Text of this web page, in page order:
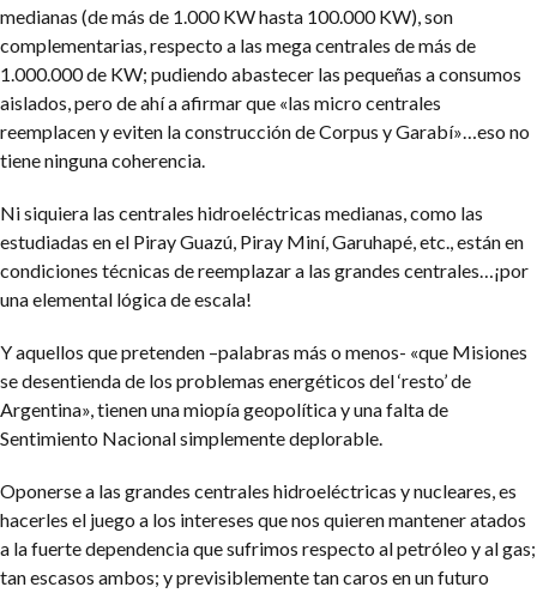
medianas (de más de 1.000 KW hasta 100.000 KW), son
complementarias, respecto a las mega centrales de más de
1.000.000 de KW; pudiendo abastecer las pequeñas a consumos
aislados, pero de ahí a afirmar que «las micro centrales
reemplacen y eviten la construcción de Corpus y Garabí»…eso no
tiene ninguna coherencia.
Ni siquiera las centrales hidroeléctricas medianas, como las
estudiadas en el Piray Guazú, Piray Miní, Garuhapé, etc., están en
condiciones técnicas de reemplazar a las grandes centrales…¡por
una elemental lógica de escala!
Y aquellos que pretenden –palabras más o menos- «que Misiones
se desentienda de los problemas energéticos del ‘resto’ de
Argentina», tienen una miopía geopolítica y una falta de
Sentimiento Nacional simplemente deplorable.
Oponerse a las grandes centrales hidroeléctricas y nucleares, es
hacerles el juego a los intereses que nos quieren mantener atados
a la fuerte dependencia que sufrimos respecto al petróleo y al gas;
tan escasos ambos; y previsiblemente tan caros en un futuro